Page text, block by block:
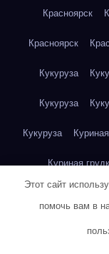
Красноярск
Красноярск
Кукуруза
Кукуруза
Кукуруза
Куриная
Куриная грудка
Этот сайт
помочь вам в